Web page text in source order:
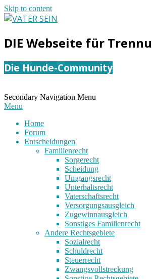
Skip to content
SEIN
DIE Webseite für
Die Hunde-Community
Secondary Navigation Menu
Menu
Home
Forum
Entscheidungen
Familienrecht
Sorgerecht
Scheidung
Umgangsrecht
Unterhaltsrecht
Vaterschaftsrecht
Versorgungsausgleich
Zugewinnausgleich
Sonstiges Familienrecht
Andere Rechtsgebiete
Sozialrecht
Schuldrecht
Steuerrecht
Zwangsvollstreckung